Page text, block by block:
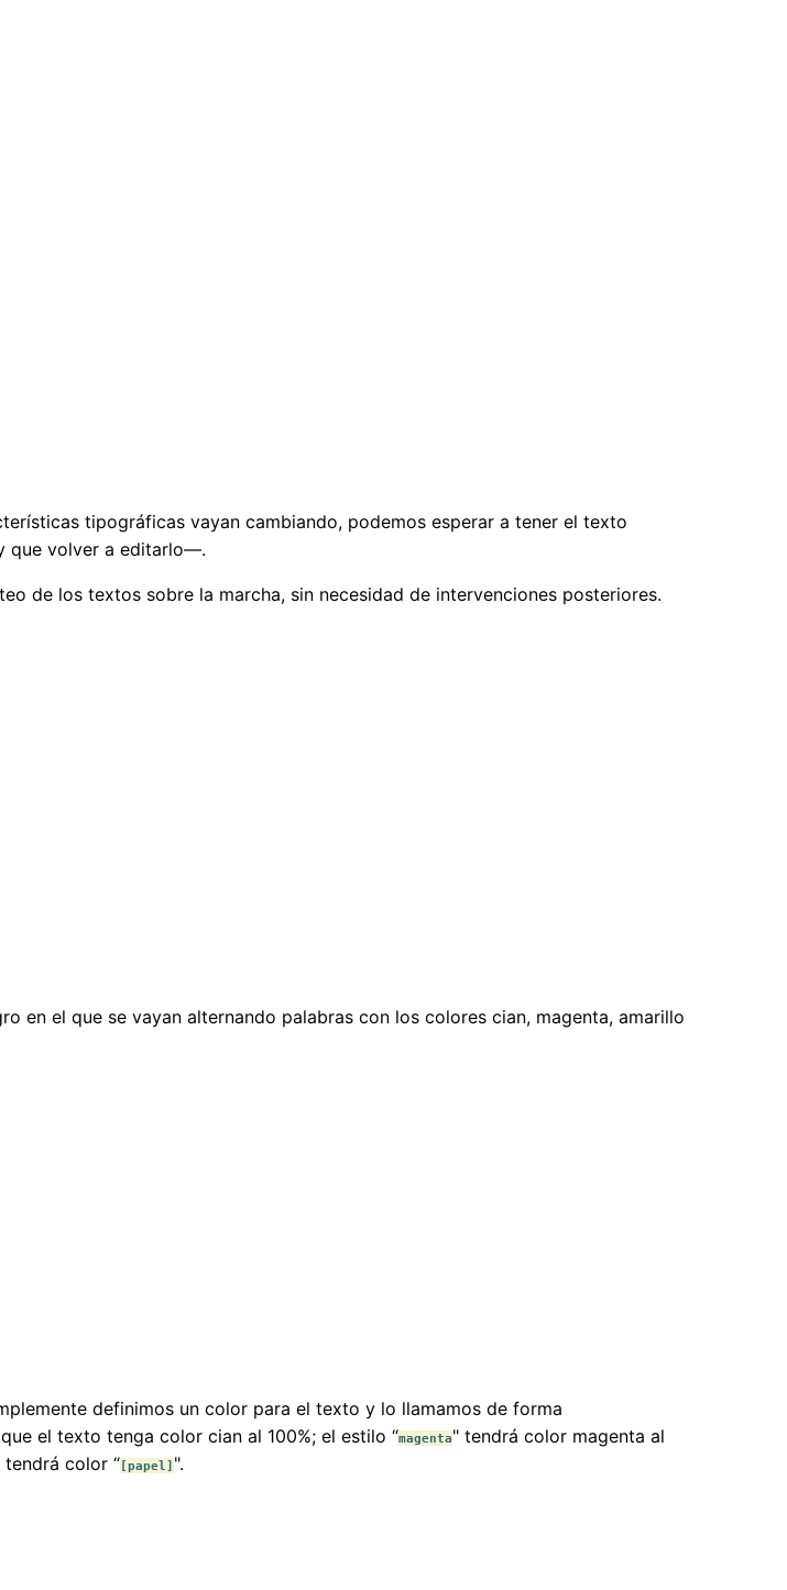
tipográficas vayan cambiando, podemos esperar a tener el texto
que volver a editarlo—.
de los textos sobre la marcha, sin necesidad de intervenciones posteriores.
en el que se vayan alternando palabras con los colores cian, magenta, amarillo
definimos un color para el texto y lo llamamos de forma
el texto tenga color cian al 100%; el estilo “magenta" tendrá color magenta al
tendrá color “ [papel] ".